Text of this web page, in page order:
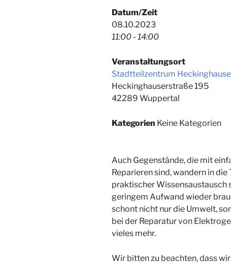
Datum/Zeit
08.10.2023
11:00 - 14:00
Veranstaltungsort
Stadtteilzentrum
Heckinghauserstraße 195
42289 Wuppertal
Kategorien Keine Kategorien
Auch Gegenstände, die mit
Reparieren sind, wandern in
praktischer Wissensaustausch
geringem Aufwand wieder
schont nicht nur die Umwelt,
bei der Reparatur von
vieles mehr.
Wir bitten zu beachten, dass